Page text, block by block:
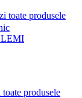
toate produsele
LEMI
toate produsele